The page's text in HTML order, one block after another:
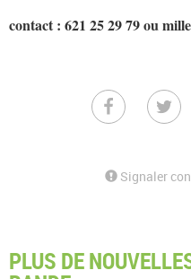
contact : 621 25 29 79 ou
Signaler
PLUS DE